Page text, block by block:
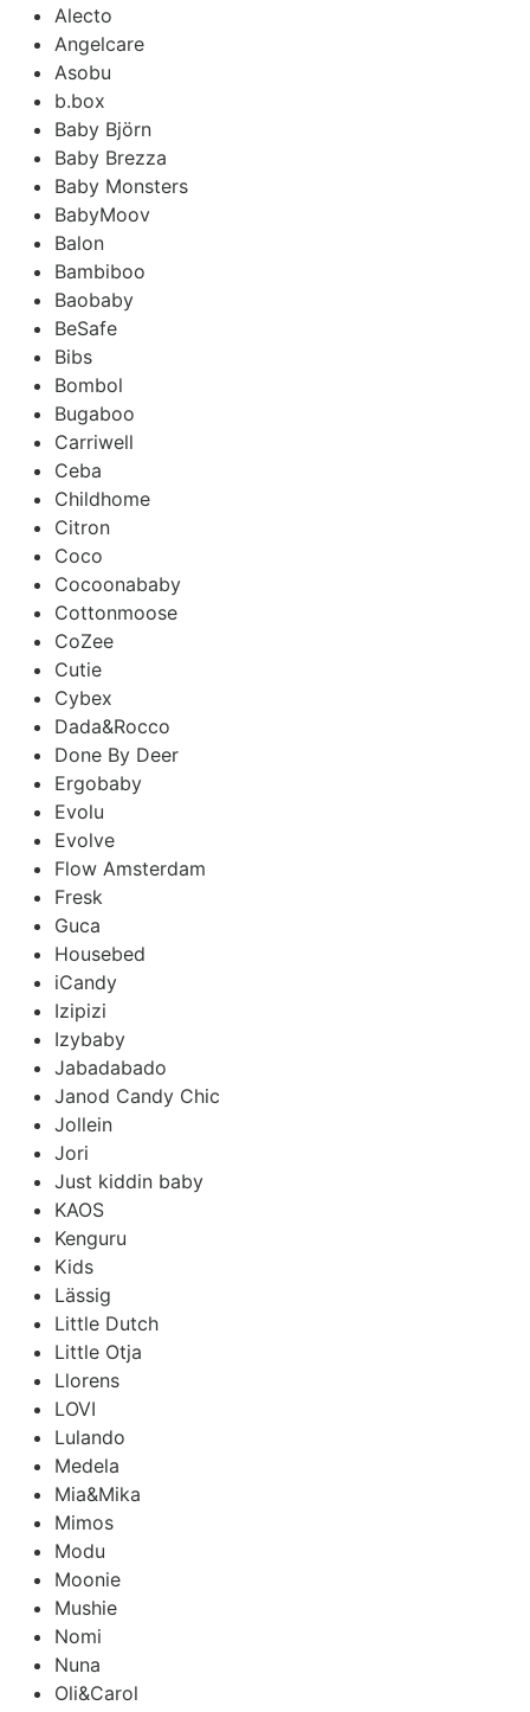
Alecto
Angelcare
Asobu
b.box
Baby Björn
Baby Brezza
Baby Monsters
BabyMoov
Balon
Bambiboo
Baobaby
BeSafe
Bibs
Bombol
Bugaboo
Carriwell
Ceba
Childhome
Citron
Coco
Cocoonababy
Cottonmoose
CoZee
Cutie
Cybex
Dada&Rocco
Done By Deer
Ergobaby
Evolu
Evolve
Flow Amsterdam
Fresk
Guca
Housebed
iCandy
Izipizi
Izybaby
Jabadabado
Janod Candy Chic
Jollein
Jori
Just kiddin baby
KAOS
Kenguru
Kids
Lässig
Little Dutch
Little Otja
Llorens
LOVI
Lulando
Medela
Mia&Mika
Mimos
Modu
Moonie
Mushie
Nomi
Nuna
Oli&Carol